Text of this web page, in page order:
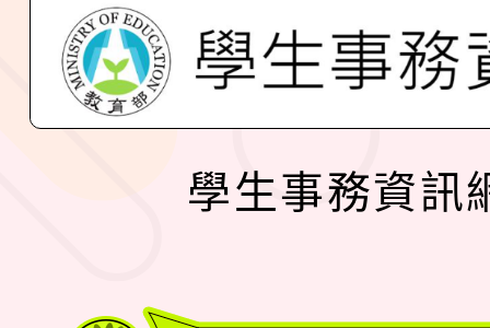
學生事務資訊